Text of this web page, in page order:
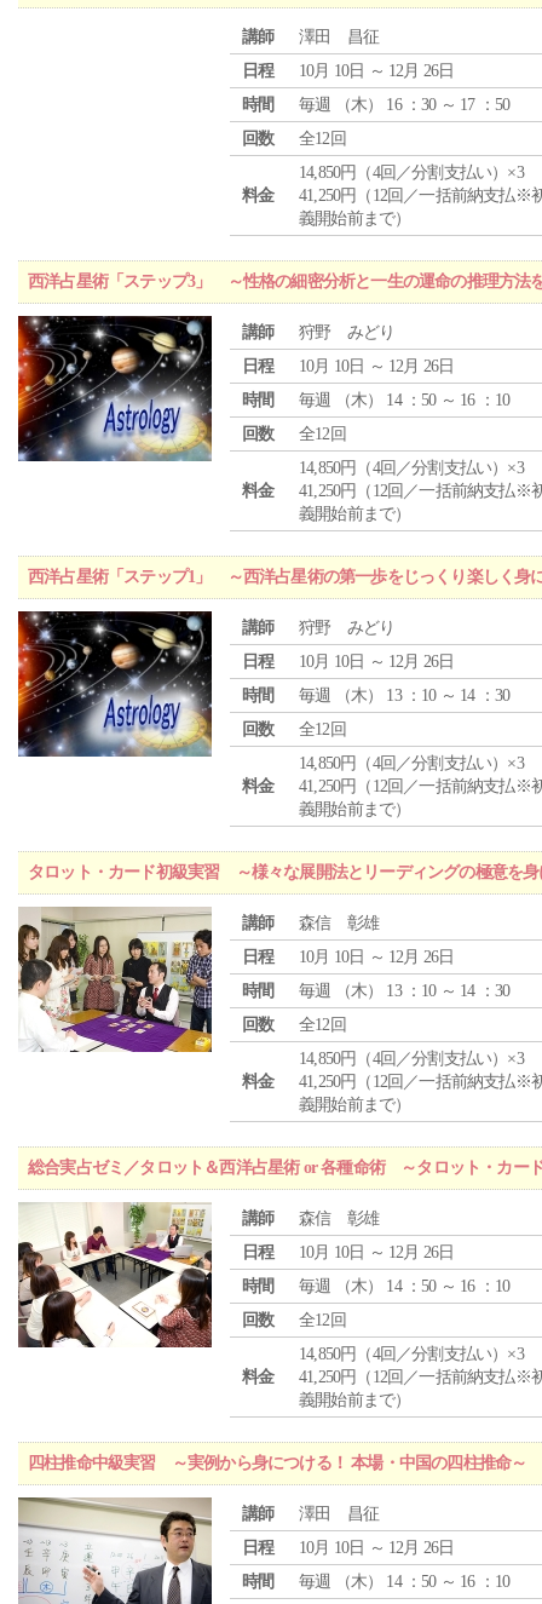
講師
澤田 昌征
日程
10月 10日 ～ 12月 26日
時間
毎週 （木） 16 ：30 ～ 17 ：50
回数
全12回
料金
14,850円（4回／分割支払い）×3
41,250円（12回／一括前納支払※
義開始前まで）
西洋占星術「ステップ3」 ～性格の細密分析と一生の運命の推理方法
講師
狩野 みどり
日程
10月 10日 ～ 12月 26日
時間
毎週 （木） 14 ：50 ～ 16 ：10
回数
全12回
料金
14,850円（4回／分割支払い）×3
41,250円（12回／一括前納支払※
義開始前まで）
西洋占星術「ステップ1」 ～西洋占星術の第一歩をじっくり楽しく身
講師
狩野 みどり
日程
10月 10日 ～ 12月 26日
時間
毎週 （木） 13 ：10 ～ 14 ：30
回数
全12回
料金
14,850円（4回／分割支払い）×3
41,250円（12回／一括前納支払※
義開始前まで）
タロット・カード初級実習 ～様々な展開法とリーディングの極意を身
講師
森信 彰雄
日程
10月 10日 ～ 12月 26日
時間
毎週 （木） 13 ：10 ～ 14 ：30
回数
全12回
料金
14,850円（4回／分割支払い）×3
41,250円（12回／一括前納支払※
義開始前まで）
総合実占ゼミ／タロット＆西洋占星術 or 各種命術 ～タロット・カー
講師
森信 彰雄
日程
10月 10日 ～ 12月 26日
時間
毎週 （木） 14 ：50 ～ 16 ：10
回数
全12回
料金
14,850円（4回／分割支払い）×3
41,250円（12回／一括前納支払※
義開始前まで）
四柱推命中級実習 ～実例から身につける！ 本場・中国の四柱推命～
講師
澤田 昌征
日程
10月 10日 ～ 12月 26日
時間
毎週 （木） 14 ：50 ～ 16 ：10